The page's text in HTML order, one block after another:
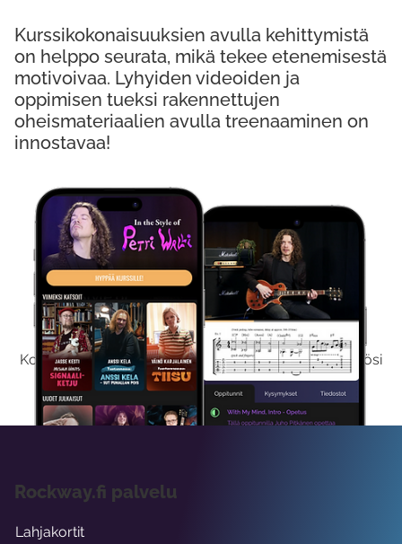
Kokeile Ilmaiseksi
Kokeilemalla ilmaiseksi saat koko sisältömme käyttöösi
viikon ajaksi.
Kurssikokonaisuuksien avulla kehittymistä
on helppo seurata, mikä tekee etenemisestä
motivoivaa. Lyhyiden videoiden ja
oppimisen tueksi rakennettujen
oheismateriaalien avulla treenaaminen on
innostavaa!
Rockway.fi palvelu
Lahjakortit